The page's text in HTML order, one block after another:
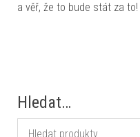
a věř, že to bude stát za to!
Hledat…